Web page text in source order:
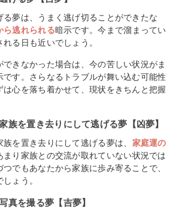
夢は、うまく逃げ切ることができたな
ら逃れられる暗示です。今まで溜まってい
る日も近いでしょう。
できなかった場合は、今の苦しい状況がま
です。さらなるトラブルが舞い込む可能性
は心を落ち着かせて、現状をきちんと把握
族を置き去りにして逃げる夢【凶夢】
を置き去りにして逃げる夢は、 家庭運の
まり家族との交流が取れていない状況では
でもあなたから家族に歩み寄ることで、
ょう。
真を撮る夢【吉夢】